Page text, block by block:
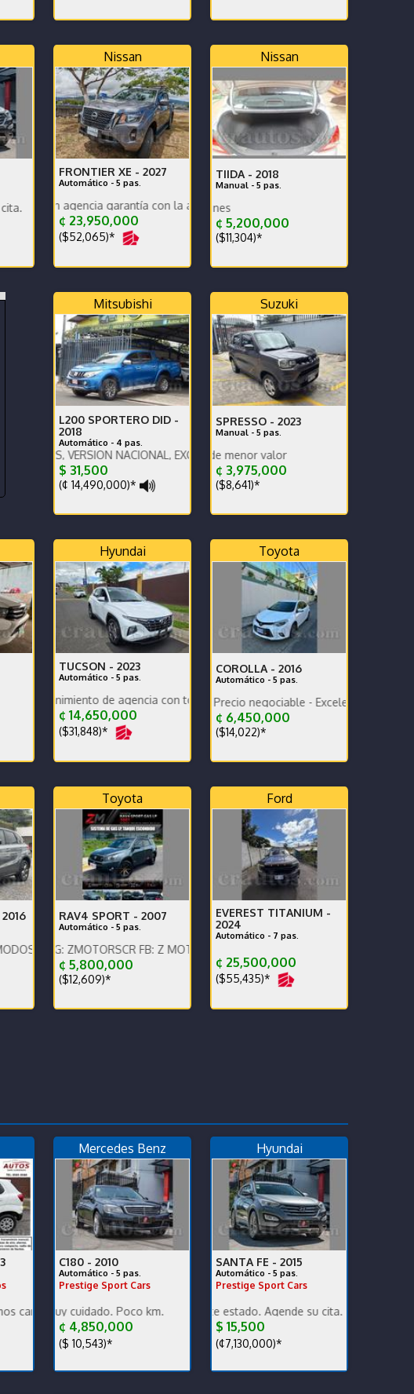
Nissan
FRONTIER XE - 2027
Automático - 5 pas.
agencia garantía con la agencia se recibe y se financia
¢ 23,950,000
($52,065)*
Nissan
TIIDA - 2018
Manual - 5 pas.
¢ 5,200,000
($11,304)*
Mitsubishi
L200 SPORTERO DID -
2018
Automático - 4 pas.
VERSION NACIONAL, EXCELENTES CONDICIONES, AUTOMATICO
$ 31,500
(¢ 14,490,000)*
Suzuki
SPRESSO - 2023
Manual - 5 pas.
¢ 3,975,000
($8,641)*
Hyundai
TUCSON - 2023
Automático - 5 pas.
de agencia con todas las recomendaciones. Versión Elegant extras
¢ 14,650,000
($31,848)*
Toyota
COROLLA - 2016
Automático - 5 pas.
Traspaso incluido - Precio negociable - Excelente estado
¢ 6,450,000
($14,022)*
2016
BT, ALL GRIP
Toyota
RAV4 SPORT - 2007
Automático - 5 pas.
ZMOTORSCR FB: Z MOTORS. Contáctenos x WhatsApp.
¢ 5,800,000
($12,609)*
Ford
EVEREST TITANIUM -
2024
Automático - 7 pas.
¢ 25,500,000
($55,435)*
FINANCIO
garantia, ganga, financiamiento total.
Mercedes Benz
C180 - 2010
Automático - 5 pas.
Prestige Sport Cars
cuidado. Poco km.
¢ 4,850,000
($ 10,543)*
Hyundai
SANTA FE - 2015
Automático - 5 pas.
Prestige Sport Cars
Poco km. Excelente estado. Agende su cita.
$ 15,500
(¢7,130,000)*